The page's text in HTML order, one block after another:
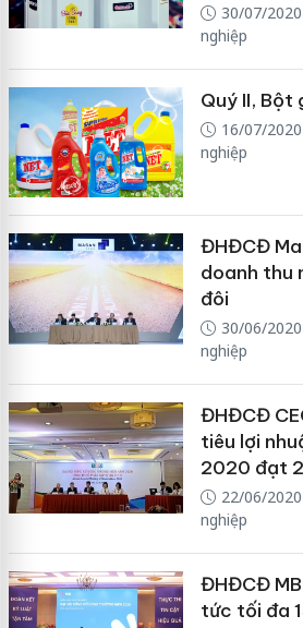
30/07/2020
nghiệp
Quý II, Bột
16/07/2020
nghiệp
ĐHĐCĐ
doanh thu
đôi
30/06/2020
nghiệp
ĐHĐCĐ
tiêu lợi
2020 đạt
22/06/2020
nghiệp
ĐHĐCĐ
tức tối đa